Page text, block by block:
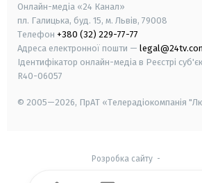
Онлайн-медіа «24 Канал»
пл. Галицька, буд. 15, м. Львів, 79008
Телефон +380 (32) 229-77-77
Адреса електронної пошти —
Ідентифікатор онлайн-медіа в Реєстрі
R40-06057
© 2005—2026, ПрАТ «Телерадіокомпанія
Розробка сайту-